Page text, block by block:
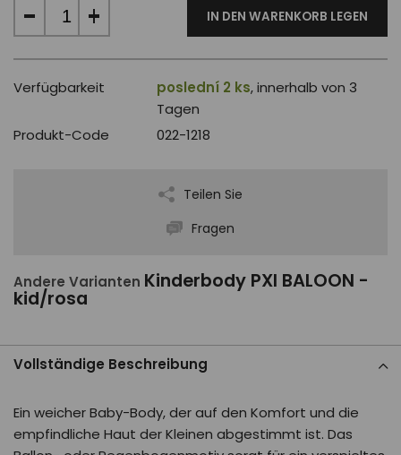
IN DEN WARENKORB LEGEN
Verfügbarkeit poslední 2 ks, innerhalb von 3
Tagen
Produkt-Code
022-1218
Teilen Sie
Fragen
Andere Varianten Kinderbody PXI BALOON -
kid/rosa
Vollständige Beschreibung
Ein weicher Baby-Body, der auf den Komfort und die
empfindliche Haut der Kleinen abgestimmt ist. Das